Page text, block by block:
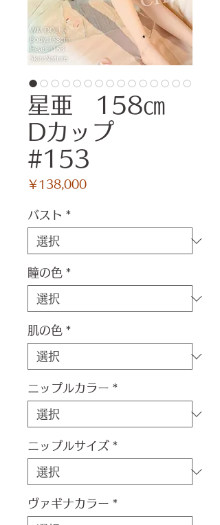
星亜 158㎝
Dカップ
#153
￥138,000価
バスト *
瞳の色 *
肌の色 *
ニップルカラー *
ニップルサイズ *
ヴァギナカラー *